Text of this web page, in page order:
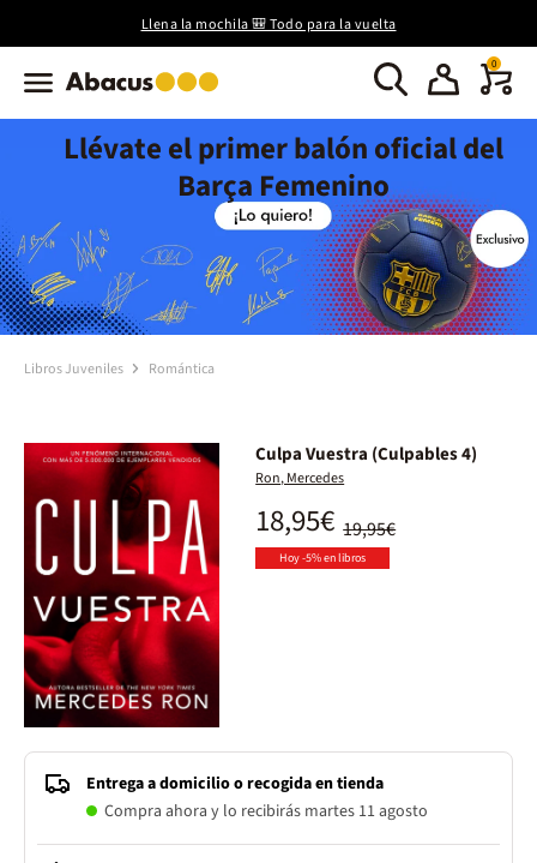
Llena la mochila 🎒 Todo para la vuelta
0
Llévate el primer balón oficial del
Barça Femenino
Libros Juveniles Romántica
Culpa Vuestra (Culpables 4)
Ron, Mercedes
19,95€
18,95€
Hoy -5% en libros
Entrega a domicilio o recogida en tienda
Compra ahora y lo recibirás martes 11 agosto